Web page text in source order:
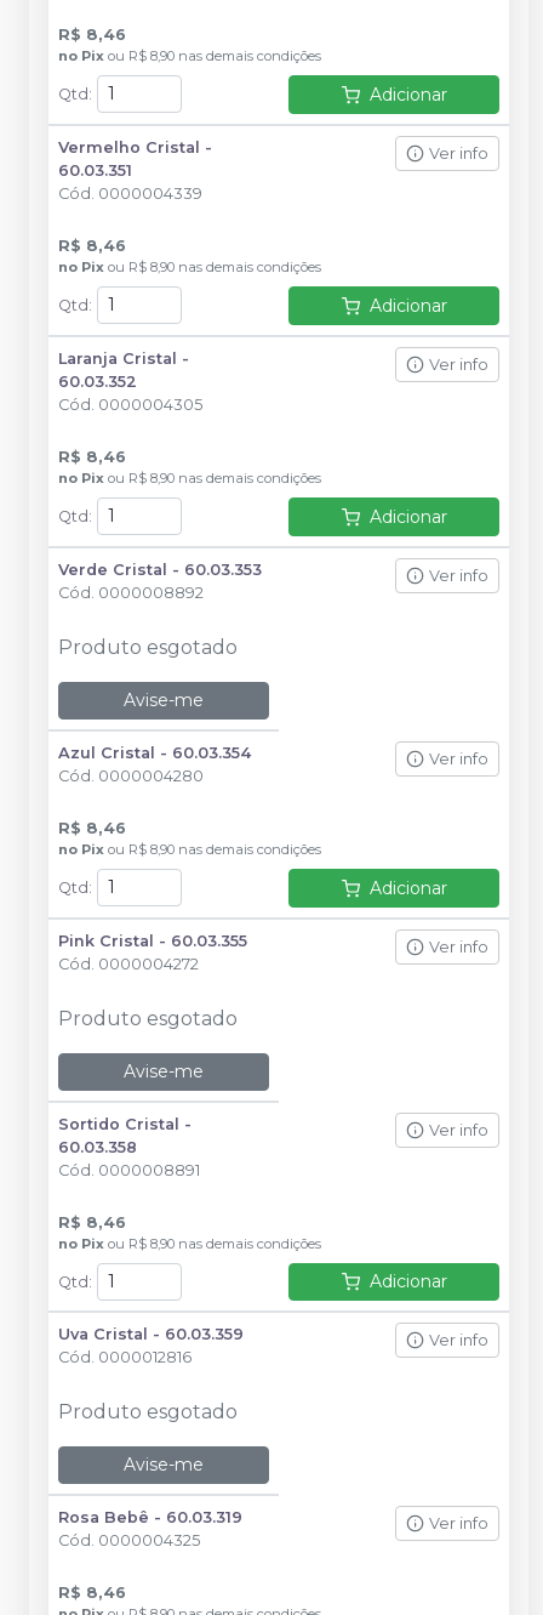
R$ 8,46
no Pix ou R$ 8,90 nas demais condições
Qtd : Adicionar
Vermelho Cristal -
60.03.351
Cód. 0000004339
Ver info
R$ 8,46
no Pix ou R$ 8,90 nas demais condições
Qtd : Adicionar
Laranja Cristal -
60.03.352
Cód. 0000004305
Ver info
R$ 8,46
no Pix ou R$ 8,90 nas demais condições
Qtd : Adicionar
Verde Cristal - 60.03.353
Cód. 0000008892
Ver info
Produto esgotado
Avise-me
Azul Cristal - 60.03.354
Cód. 0000004280
Ver info
R$ 8,46
no Pix ou R$ 8,90 nas demais condições
Qtd: Adicionar
Pink Cristal - 60.03.355
Cód. 0000004272
Ver info
Produto esgotado
Avise-me
Sortido Cristal -
60.03.358
Cód. 0000008891
Ver info
R$ 8,46
no Pix ou R$ 8,90 nas demais condições
Qtd: Adicionar
Uva Cristal - 60.03.359
Cód. 0000012816
Ver info
Produto esgotado
Avise-me
Rosa Bebê - 60.03.319
Cód. 0000004325
Ver info
R$ 8,46